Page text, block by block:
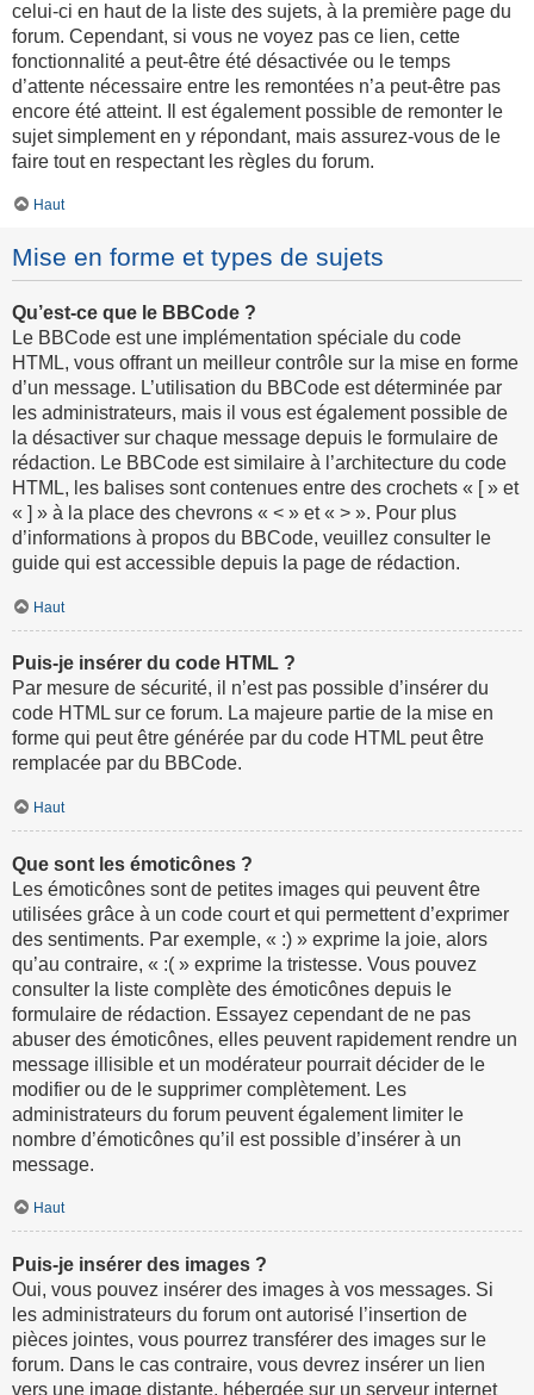
celui-ci en haut de la liste des sujets, à la première page du
forum. Cependant, si vous ne voyez pas ce lien, cette
fonctionnalité a peut-être été désactivée ou le temps
d’attente nécessaire entre les remontées n’a peut-être pas
encore été atteint. Il est également possible de remonter le
sujet simplement en y répondant, mais assurez-vous de le
faire tout en respectant les règles du forum.
Haut
Mise en forme et types de sujets
Qu’est-ce que le BBCode ?
Le BBCode est une implémentation spéciale du code
HTML, vous offrant un meilleur contrôle sur la mise en forme
d’un message. L’utilisation du BBCode est déterminée par
les administrateurs, mais il vous est également possible de
la désactiver sur chaque message depuis le formulaire de
rédaction. Le BBCode est similaire à l’architecture du code
HTML, les balises sont contenues entre des crochets « [ » et
« ] » à la place des chevrons « < » et « > ». Pour plus
d’informations à propos du BBCode, veuillez consulter le
guide qui est accessible depuis la page de rédaction.
Haut
Puis-je insérer du code HTML ?
Par mesure de sécurité, il n’est pas possible d’insérer du
code HTML sur ce forum. La majeure partie de la mise en
forme qui peut être générée par du code HTML peut être
remplacée par du BBCode.
Haut
Que sont les émoticônes ?
Les émoticônes sont de petites images qui peuvent être
utilisées grâce à un code court et qui permettent d’exprimer
des sentiments. Par exemple, « :) » exprime la joie, alors
qu’au contraire, « :( » exprime la tristesse. Vous pouvez
consulter la liste complète des émoticônes depuis le
formulaire de rédaction. Essayez cependant de ne pas
abuser des émoticônes, elles peuvent rapidement rendre un
message illisible et un modérateur pourrait décider de le
modifier ou de le supprimer complètement. Les
administrateurs du forum peuvent également limiter le
nombre d’émoticônes qu’il est possible d’insérer à un
message.
Haut
Puis-je insérer des images ?
Oui, vous pouvez insérer des images à vos messages. Si
les administrateurs du forum ont autorisé l’insertion de
pièces jointes, vous pourrez transférer des images sur le
forum. Dans le cas contraire, vous devrez insérer un lien
vers une image distante, hébergée sur un serveur internet